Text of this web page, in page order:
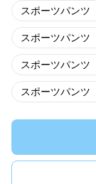
スポーツパンツ
スポーツパンツ
スポーツパンツ
スポーツパンツ